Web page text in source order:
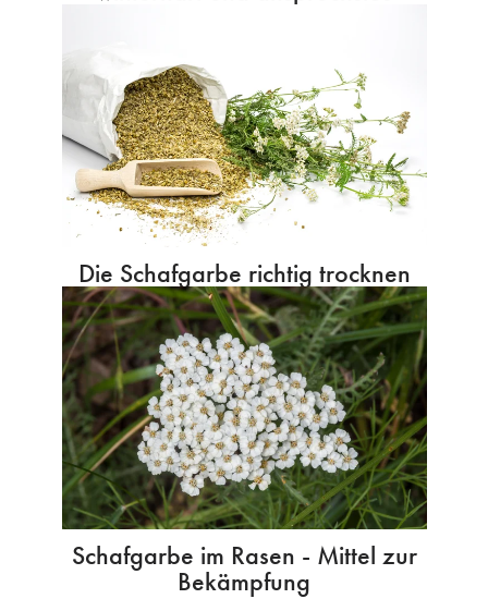
Die Schafgarbe richtig trocknen
Schafgarbe im Rasen - Mittel zur
Bekämpfung